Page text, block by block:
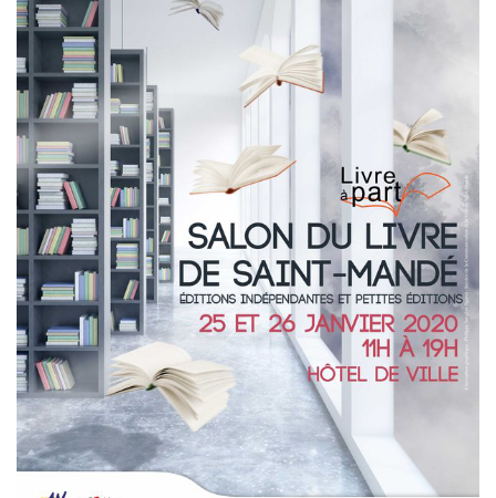
Estampes
Livres d’artiste
Ficelle noire
Auteurs
Beaux-Arts
Peintures
Dessins
Les froissés, les plissés
Installations
L’actualité
CV
Mon Compte
Déconnexion